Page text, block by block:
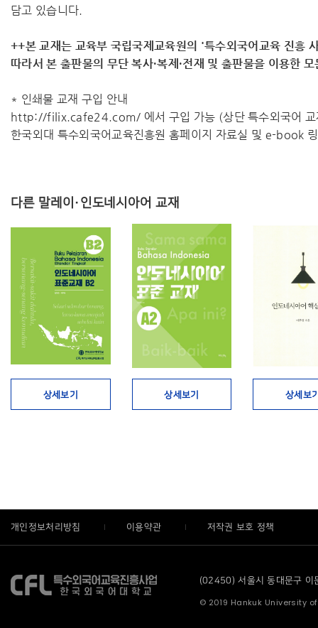
담고 있습니다.
++본 교재는 교육부 국립국제교육원의 '특수외국어교육 진흥
따라서 ​본 출판물의 무단 복사·복제·전재 및 출판물을 이용한
* 인쇄물 교재 구입 안내
http://filix.cafe24.com/ 에서 구입 가능 (상단 특수외국어 교
한국외대 특수외국어교육진흥원 홈페이지 자료실 및 e-book
다른 말레이·인도네시아어 교재
상세보기 상세보기 상세보
개인정보처리방침 이용약관 저작권 보호 정책
(02450) 서울시 동대문구
© 2019 Hankuk University